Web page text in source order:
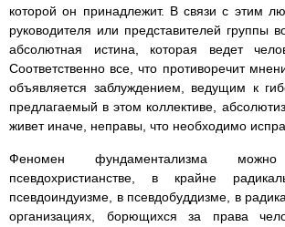
которой он принадлежит. В связи с этим
руководителя или представителей группы
абсолютная истина, которая ведет
Соответственно все, что противоречит
объявляется заблуждением, ведущим к
предлагаемый в этом коллективе,
живет иначе, неправы, что необходимо
Феномен фундаментализма
псевдохристианстве, в крайне
псевдоиндуизме, в псевдобуддизме, в
организациях, борющихся за права